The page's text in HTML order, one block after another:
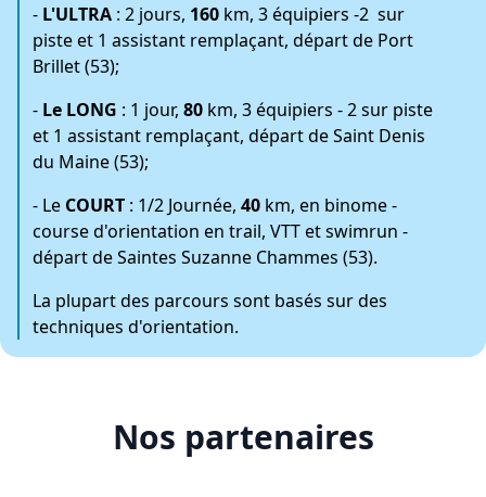
- L'ULTRA : 2 jours, 160 km, 3 équipiers -2 sur
piste et 1 assistant remplaçant, départ de Port
Brillet (53);
- Le LONG : 1 jour, 80 km, 3 équipiers - 2 sur piste
et 1 assistant remplaçant, départ de Saint Denis
du Maine (53);
- Le COURT : 1/2 Journée, 40 km, en binome -
course d'orientation en trail, VTT et swimrun -
départ de Saintes Suzanne Chammes (53).
La plupart des parcours sont basés sur des
techniques d'orientation.
Nos partenaires